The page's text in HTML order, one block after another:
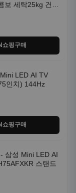
보 세탁25kg 건조
쇼핑구매
LED AI TV
인치) 144Hz
쇼핑구매
삼성 Mini LED AI
스탠드